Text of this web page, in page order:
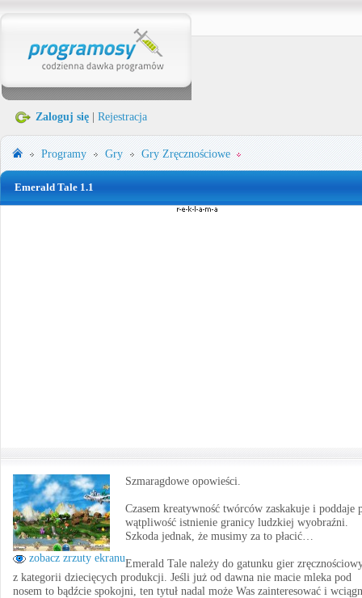
Zaloguj się Rejestracja
Programy Gry Gry Zręcznościowe
Emerald Tale 1.1
zobacz zrzuty ekranu
Szmaragdowe opowieści.
Czasem kreatywność twórców zaskakuje i poddaje
wątpliwość istnienie granicy ludzkiej wyobraźni.
Szkoda jednak, że musimy za to płacić…
Emerald Tale należy do gatunku gier
z kategorii dziecięcych produkcji. Jeśli już od dawna nie macie mleka pod
nosem to bądźcie spokojni, ten tytuł nadal może Was zainteresować i